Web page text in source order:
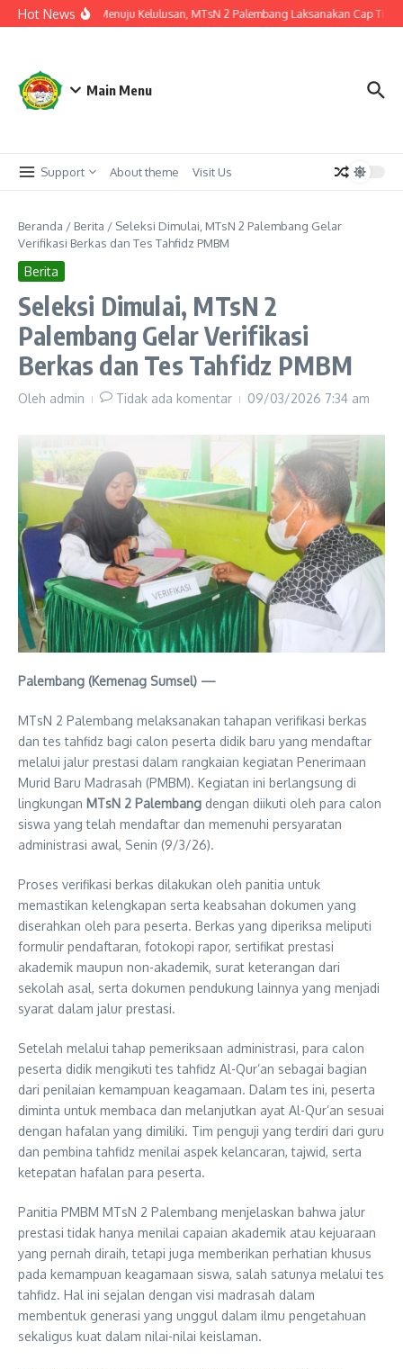
Lewati ke konten
Hot News
Langkah Akhir Menuju Kelulusan, MTsN 2 Palembang Laksanakan Cap Tiga
Main Menu
Support About theme Visit Us
Beranda / Berita / Seleksi Dimulai, MTsN 2 Palembang Gelar
Verifikasi Berkas dan Tes Tahfidz PMBM
Berita
Seleksi Dimulai, MTsN 2
Palembang Gelar Verifikasi
Berkas dan Tes Tahfidz PMBM
Oleh admin Tidak ada komentar 09/03/2026 7:34 am
Palembang (Kemenag Sumsel) —
MTsN 2 Palembang melaksanakan tahapan verifikasi berkas
dan tes tahfidz bagi calon peserta didik baru yang mendaftar
melalui jalur prestasi dalam rangkaian kegiatan Penerimaan
Murid Baru Madrasah (PMBM). Kegiatan ini berlangsung di
lingkungan MTsN 2 Palembang dengan diikuti oleh para calon
siswa yang telah mendaftar dan memenuhi persyaratan
administrasi awal, Senin (9/3/26).
Proses verifikasi berkas dilakukan oleh panitia untuk
memastikan kelengkapan serta keabsahan dokumen yang
diserahkan oleh para peserta. Berkas yang diperiksa meliputi
formulir pendaftaran, fotokopi rapor, sertifikat prestasi
akademik maupun non-akademik, surat keterangan dari
sekolah asal, serta dokumen pendukung lainnya yang menjadi
syarat dalam jalur prestasi.
Setelah melalui tahap pemeriksaan administrasi, para calon
peserta didik mengikuti tes tahfidz Al-Qur’an sebagai bagian
dari penilaian kemampuan keagamaan. Dalam tes ini, peserta
diminta untuk membaca dan melanjutkan ayat Al-Qur’an sesuai
dengan hafalan yang dimiliki. Tim penguji yang terdiri dari guru
dan pembina tahfidz menilai aspek kelancaran, tajwid, serta
ketepatan hafalan para peserta.
Panitia PMBM MTsN 2 Palembang menjelaskan bahwa jalur
prestasi tidak hanya menilai capaian akademik atau kejuaraan
yang pernah diraih, tetapi juga memberikan perhatian khusus
pada kemampuan keagamaan siswa, salah satunya melalui tes
tahfidz. Hal ini sejalan dengan visi madrasah dalam
membentuk generasi yang unggul dalam ilmu pengetahuan
sekaligus kuat dalam nilai-nilai keislaman.